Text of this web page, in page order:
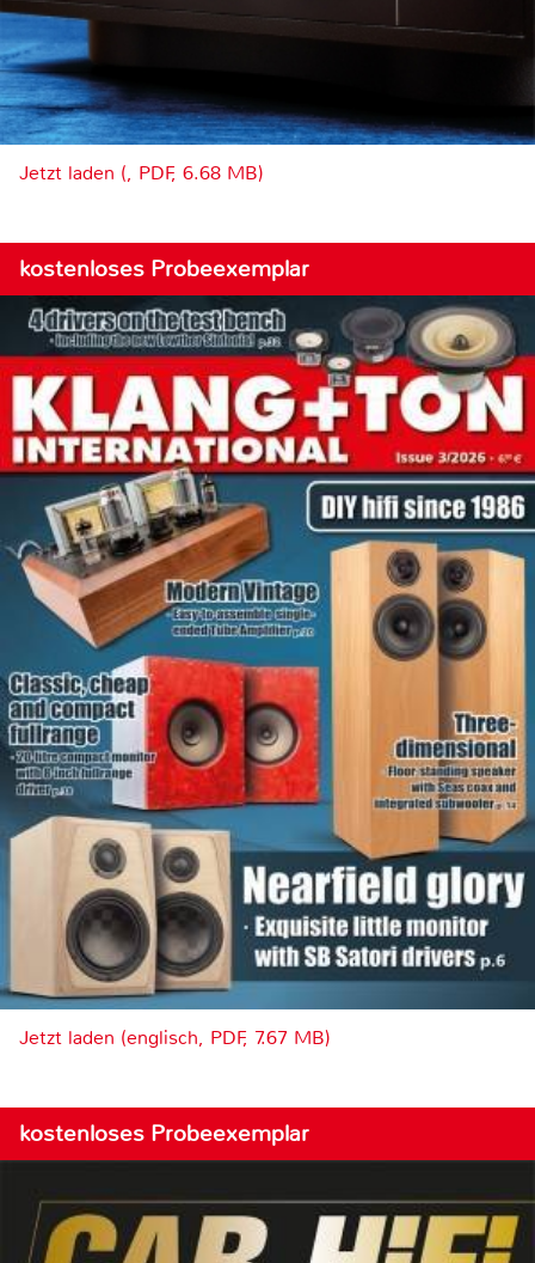
Jetzt laden (, PDF, 6.68 MB)
kostenloses Probeexemplar
Jetzt laden (englisch, PDF, 7.67 MB)
kostenloses Probeexemplar